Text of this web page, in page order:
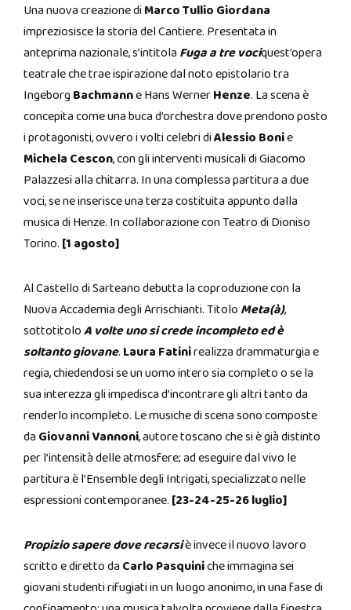
Una nuova creazione diMarco Tullio Giordana
impreziosisce la storia del Cantiere. Presentata in
anteprima nazionale, s’intitola Fuga a tre vociquest’opera
teatrale che trae ispirazione dal noto epistolario tra
IngeborgBachmanne Hans WernerHenze. La scena è
concepita come una buca d’orchestra dove prendono posto
i protagonisti, ovvero i volti celebri diAlessio Bonie
Michela Cescon, con gli interventi musicali di Giacomo
Palazzesi alla chitarra. In una complessa partitura a due
voci, se ne inserisce una terza costituita appunto dalla
musica di Henze. In collaborazione con Teatro di Dioniso
Torino. [1 agosto]
Al Castello di Sarteano debutta la coproduzione con la
Nuova Accademia degli Arrischianti. Titolo Meta(à),
sottotitoloA volte uno si crede incompleto ed è
soltanto giovane. Laura Fatinirealizza drammaturgia e
regia, chiedendosi se un uomo intero sia completo o se la
sua interezza gli impedisca d’incontrare gli altri tanto da
renderlo incompleto. Le musiche di scena sono composte
da Giovanni Vannoni, autore toscano che si è già distinto
per l’intensità delle atmosfere; ad eseguire dal vivo le
partitura è l’Ensemble degli Intrigati, specializzato nelle
espressioni contemporanee. [23-24-25-26 luglio]
Propizio sapere dove recarsiè invece il nuovo lavoro
scritto e diretto da Carlo Pasquiniche immagina sei
giovani studenti rifugiati in un luogo anonimo, in una fase di